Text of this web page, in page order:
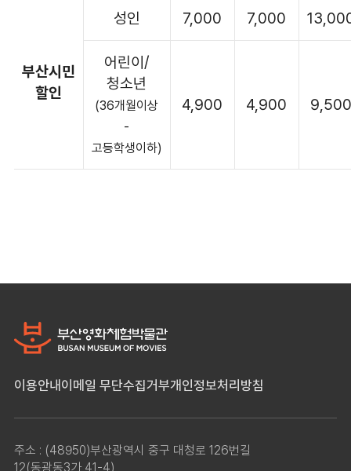
부산시민
할인
성인 7,000 7,000
어린이/
청소년
(36개월이상
-
고등학생이하)
4,900 4,900 9,500
이용안내 이메일 무단수집거부개인정보처리방침
주소 : (48950)부산광역시 중구 대청로 126번길
12(동광동3가 41-4)